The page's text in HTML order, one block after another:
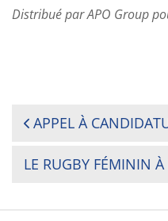
Distribué par APO Group
NAVIGATION